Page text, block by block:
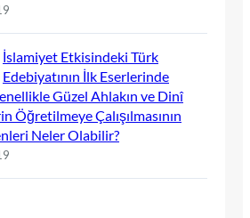
İslamiyet Etkisindeki Türk
Edebiyatının İlk Eserlerinde
Güzel Ahlakın ve Dinî
Öğretilmeye Çalışılmasının
Neler Olabilir?